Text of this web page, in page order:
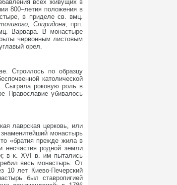
всех живущих в
800–летия положения в
в приделе св. вмц.
Спиридона, прп.
Варвара. В монастыре
червонным листовым
орел.
Строилось по образцу
католической
Сыграла роковую роль в
Православие убивалось
лаврская церковь, или
монастырь
«братия прежде жила в
родной земли
в к. XVI в. им пытались
весь монастырь. От
10 лет Киево-Печерский
был ставропигией